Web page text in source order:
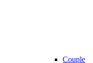
Couple